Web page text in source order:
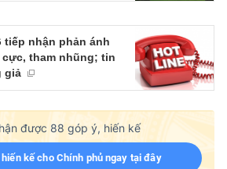
tiếp nhận phản ánh
cực, tham nhũng; tin
giả
được 88 góp ý, hiến kế
hiến kế cho Chính phủ ngay tại đây